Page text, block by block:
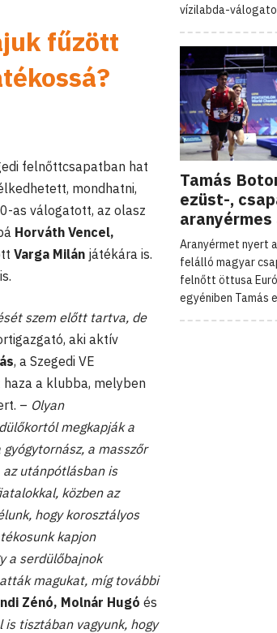
fűzött
felnőttcsapatban hat
mondhatni,
as válogatott, az olasz
Horváth Vencel,
Varga Milán játékára is.
szem előtt tartva, de
aki aktív
, a Szegedi VE
a klubba, melyben
– Olyan
megkapják a
a masszőr
utánpótlásban is
közben az
hogy korosztályos
kapjon
a serdülőbajnok
magukat, míg további
Zénó, Molnár Hugó és
is tisztában vagyunk, hogy
vízilabda-
Tamás
ezüst-,
Aranyérmet nyert
felálló magyar
felnőtt öttusa
egyéniben Tamás